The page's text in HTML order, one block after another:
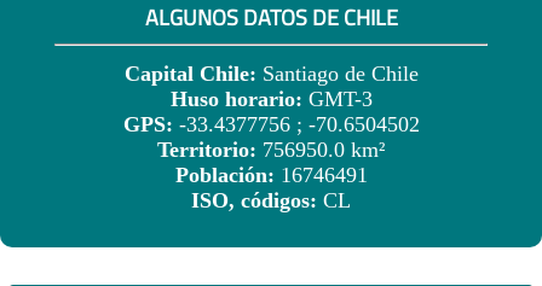
ALGUNOS DATOS DE CHILE
Capital Chile: Santiago de Chile
Huso horario: GMT-3
GPS: -33.4377756 ; -70.6504502
Territorio: 756950.0 km²
Población: 16746491
ISO, códigos: CL